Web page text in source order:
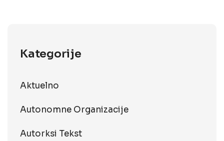
Kategorije
Aktuelno
Autonomne Organizacije
Autorksi Tekst